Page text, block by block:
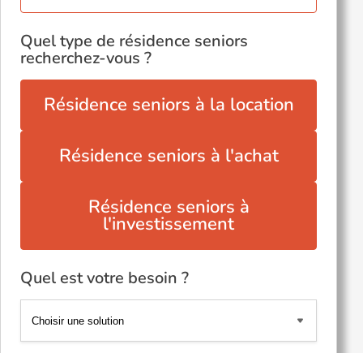
Quel type de résidence seniors
recherchez-vous ?
Résidence seniors à la location
Résidence seniors à l'achat
Résidence seniors à
l'investissement
Quel est votre besoin ?